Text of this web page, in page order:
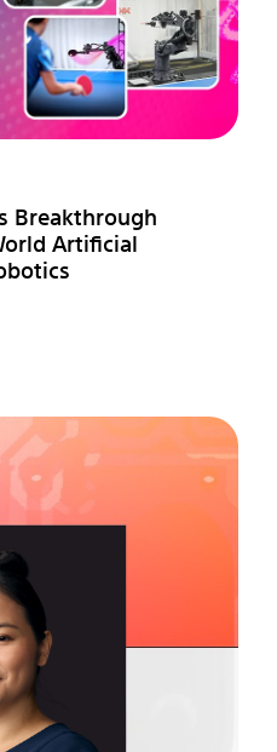
Breakthrough
Artificial